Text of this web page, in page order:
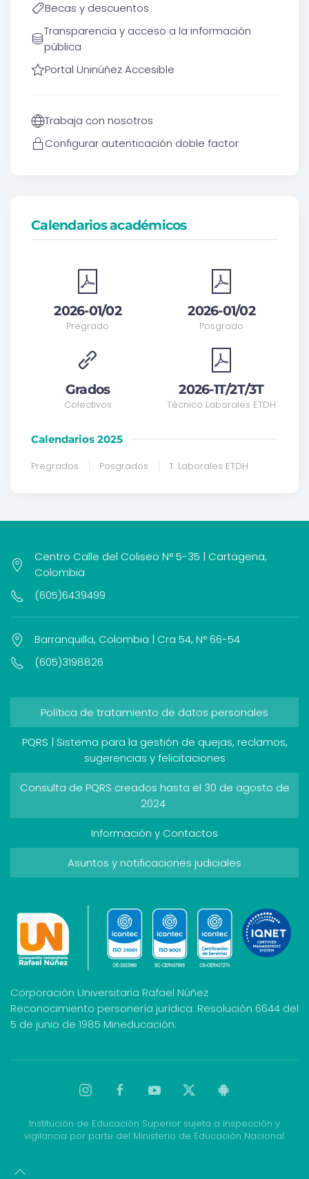
Becas y descuentos
Transparencia y acceso a la información
pública
Portal Uninúñez Accesible
Trabaja con nosotros
Configurar autenticación doble factor
Calendarios académicos
2026-01/02
Pregrado
Grados
Colectivos
2026-01/02
Posgrado
2026-1T/2T/3T
Técnico Laborales ETDH
Calendarios 2025
Pregrados Posgrados T. Laborales ETDH
Centro Calle del Coliseo N° 5-35 | Cartagena,
Colombia
(605)6439499
Barranquilla, Colombia | Cra 54, N° 66-54
(605)3198826
Política de tratamiento de datos personales
PQRS | Sistema para la gestión de quejas, reclamos,
sugerencias y felicitaciones
Consulta de PQRS creados hasta el 30 de agosto de
2024
Información y Contactos
Asuntos y notificaciones judiciales
Corporación Universitaria Rafael Núñez
Reconocimiento personería jurídica: Resolución 6644 del
5 de junio de 1985 Mineducación.
Institución de Educación Superior sujeta a inspección y
vigilancia por parte del Ministerio de Educación Nacional.